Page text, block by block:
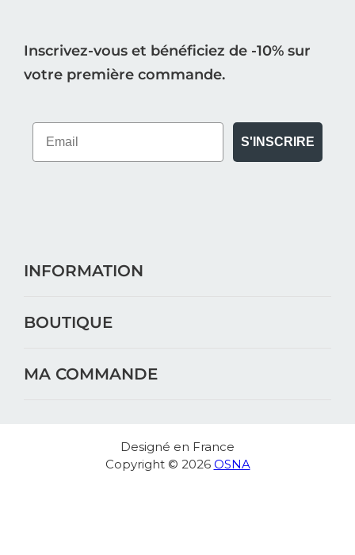
Inscrivez-vous et bénéficiez de -10% sur
votre première commande.
S'INSCRIRE
INFORMATION
BOUTIQUE
MA COMMANDE
Designé en France
Copyright © 2026 OSNA